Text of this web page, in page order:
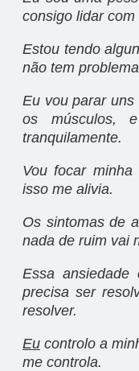
consigo lidar com
Estou tendo
não tem
Eu vou parar
os músculos,
tranquilamente.
Vou focar
isso me alivia.
Os sintomas de
nada de ruim vai
Essa
precisa ser
resolver.
Eu controlo a
me controla.